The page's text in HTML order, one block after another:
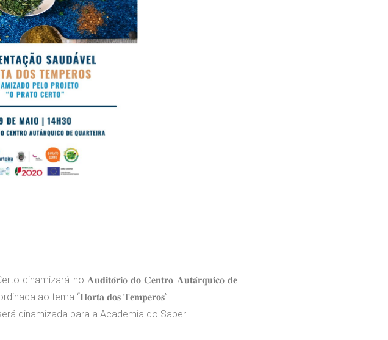
dinamizará no 𝐀𝐮𝐝𝐢𝐭𝐨́𝐫𝐢𝐨 𝐝𝐨 𝐂𝐞𝐧𝐭𝐫𝐨 𝐀𝐮𝐭𝐚́𝐫𝐪𝐮𝐢𝐜𝐨 𝐝𝐞
ao tema “𝐇𝐨𝐫𝐭𝐚 𝐝𝐨𝐬 𝐓𝐞𝐦𝐩𝐞𝐫𝐨𝐬”
dinamizada para a Academia do Saber.